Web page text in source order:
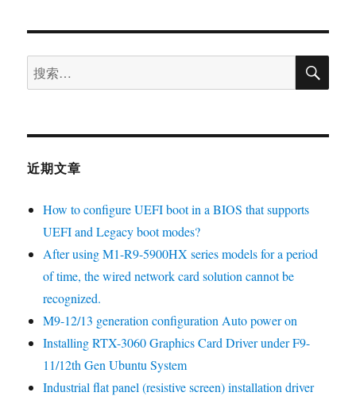
近期文章
How to configure UEFI boot in a BIOS that supports
UEFI and Legacy boot modes?
After using M1-R9-5900HX series models for a period
of time, the wired network card solution cannot be
recognized.
M9-12/13 generation configuration Auto power on
Installing RTX-3060 Graphics Card Driver under F9-
11/12th Gen Ubuntu System
Industrial flat panel (resistive screen) installation driver